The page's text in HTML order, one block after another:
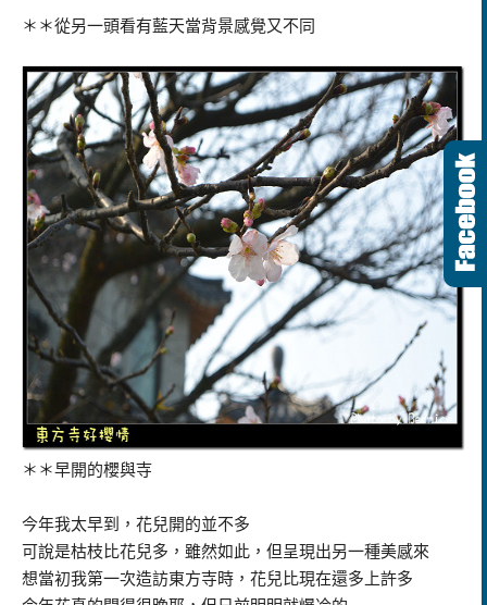
＊＊從另一頭看有藍天當背景感覺又不同
＊＊早開的櫻與寺
今年我太早到，花兒開的並不多
可說是枯枝比花兒多，雖然如此，但呈現出另一種美感來
想當初我第一次造訪東方寺時，花兒比現在還多上許多